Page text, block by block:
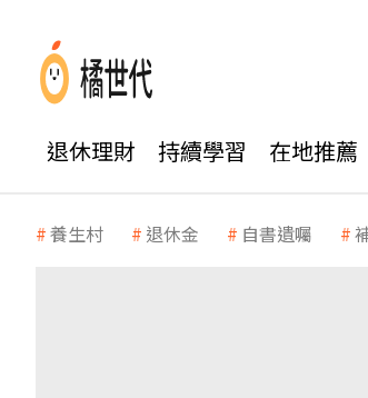
退休理財 持續學習 在地推薦
養生村 退休金 自書遺囑